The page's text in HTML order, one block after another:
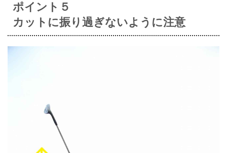
ポイント５
カットに振り過ぎないように注意